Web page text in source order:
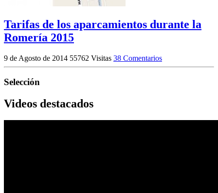
Tarifas de los aparcamientos durante la
Romería 2015
9 de Agosto de 2014 55762 Visitas 38 Comentarios
Selección
Videos destacados